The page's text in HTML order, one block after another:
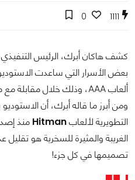
1111
0
كشف هاكان أبرك، الرئيس
بعض الأسرار التي ساعدت
ألعاب AAA، وذلك خلال مقابلة مع موقع
ومن أبرز ما قاله أبرك، أن
التطويرية لألعابHitman
الغريبة والمثيرة للسخرية هو تقليل
تصميمها في كل جزء!